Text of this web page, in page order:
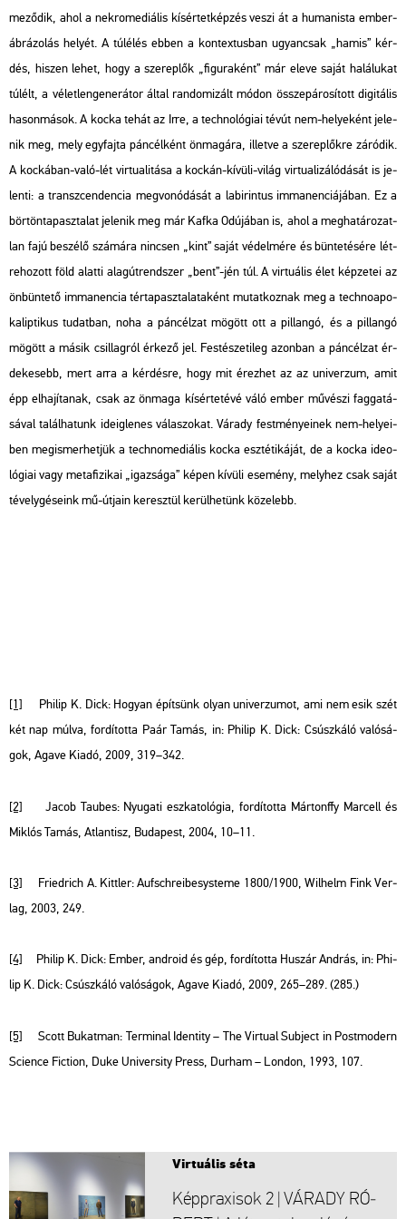
me­ző­dik, ahol a nek­ro­me­di­á­lis kí­sér­tet­kép­zés veszi át a hu­ma­nis­ta em­ber­
áb­rá­zo­lás he­lyét. A túl­élés ebben a kon­tex­tus­ban ugyan­csak „hamis” kér­
dés, hi­szen lehet, hogy a sze­rep­lők „fi­gu­ra­ként” már eleve saját ha­lá­lu­kat
túl­élt, a vé­let­len­ge­ne­rá­tor által ran­do­mi­zált módon össze­pá­ro­sí­tott di­gi­tá­lis
ha­son­má­sok. A kocka tehát az Irre, a tech­no­ló­gi­ai tévút nem-he­lye­ként je­le­
nik meg, mely egy­faj­ta pán­cél­ként ön­ma­gá­ra, il­let­ve a sze­rep­lők­re zá­ró­dik.
A koc­ká­ban-való-lét vir­tu­a­li­tá­sa a koc­kán-kí­vü­li-világ vir­tu­a­li­zá­ló­dá­sát is je­
len­ti: a transz­cen­den­cia meg­vo­nó­dá­sát a la­bi­rin­tus im­ma­nen­ci­á­já­ban. Ez a
bör­tön­ta­pasz­ta­lat je­le­nik meg már KafkaOdújában is, ahol a meg­ha­tá­ro­zat­
lan fajú be­szé­lő szá­má­ra nin­csen „kint” saját vé­del­mé­re és bün­te­té­sé­re lét­
re­ho­zott föld alat­ti alag­út­rend­szer „bent”-jén túl. A vir­tu­á­lis élet kép­ze­tei az
ön­bün­te­tő im­ma­nen­cia tér­ta­pasz­ta­la­ta­ként mu­tat­koz­nak meg a tech­no­a­po­
ka­lip­ti­kus tu­dat­ban, noha a pán­cél­zat mö­gött ott a pil­lan­gó, és a pil­lan­gó
mö­gött a másik csil­lag­ról ér­ke­ző jel. Fes­té­sze­ti­leg azon­ban a pán­cél­zat ér­
de­ke­sebb, mert arra a kér­dés­re, hogy mit érez­het az az uni­ver­zum, amit
épp el­ha­jí­ta­nak, csak az ön­ma­ga kí­sér­te­té­vé váló ember mű­vé­szi fag­ga­tá­
sá­val ta­lál­ha­tunk ide­ig­le­nes vá­la­szo­kat. Vá­rady fest­mé­nye­i­nek nem-he­lye­i­
ben meg­is­mer­het­jük a tech­no­me­di­á­lis kocka esz­té­ti­ká­ját, de a kocka ideo­
ló­gi­ai vagy me­ta­fi­zi­kai „igaz­sá­ga” képen kí­vü­li ese­mény, mely­hez csak saját
té­vely­gé­se­ink mű-út­ja­in ke­resz­tül ke­rül­he­tünk kö­ze­lebb.
[1] Phi­lip K. Dick: Ho­gyan épít­sünk olyan uni­ver­zu­mot, ami nem esik szét
két nap múlva, for­dí­tot­ta Paár Tamás, in: Phi­lip K. Dick: Csúsz­ká­ló va­ló­sá­
gok, Agave Kiadó, 2009, 319–342.
[2] Jacob Ta­u­bes: Nyu­ga­ti esz­ka­to­ló­gia,for­dí­tot­ta Már­ton­ffy Mar­cell és
Mik­lós Tamás, At­lan­tisz, Bu­da­pest, 2004, 10–11.
[3] Fried­rich A. Kitt­ler:Aufsch­re­i­be­sys­te­me 1800/1900, Wil­helm Fink Ver­
lag, 2003, 249.
[4] Phi­lip K. Dick: Ember, and­ro­id és gép, for­dí­tot­ta Hu­szár And­rás, in: Phi­
lip K. Dick: Csúsz­ká­ló va­ló­sá­gok, Agave Kiadó, 2009, 265–289. (285.)
[5] Scott Bu­kat­man: Ter­mi­nal Iden­tity – The Vir­tu­al Sub­ject in Post­mo­dern
Sci­en­ce Fic­ti­on, Duke Uni­ver­sity Press, Dur­ham – Lon­don, 1993, 107.
Vir­tu­á­lis séta
Kép­pra­xi­sok 2 | VÁ­RADY RÓ­